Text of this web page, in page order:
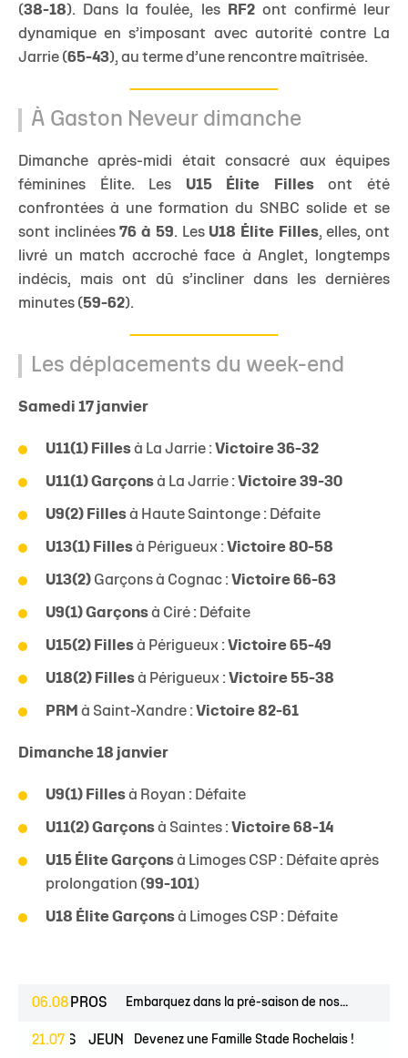
(38-18). Dans la foulée, les RF2ont confirmé leur
dynamique en s’imposant avec autorité contre La
Jarrie (65-43), au terme d’une rencontre maîtrisée.
À Gaston Neveur dimanche
Dimanche après-midi était consacré aux équipes
féminines Élite. Les U15 Élite Fillesont été
confrontées à une formation du SNBC solide et se
sont inclinées76 à 59. Les U18 Élite Filles, elles, ont
livré un match accroché face à Anglet, longtemps
indécis, mais ont dû s’incliner dans les dernières
minutes (59-62).
Les déplacements du week-end
Samedi 17 janvier
U11(1) Filles à La Jarrie : Victoire 36-32
U11(1) Garçons à La Jarrie : Victoire 39-30
U9(2) Filles à Haute Saintonge : Défaite
U13(1) Filles à Périgueux : Victoire 80-58
U13(2) Garçons à Cognac : Victoire 66-63
U9(1) Garçons à Ciré : Défaite
U15(2) Filles à Périgueux : Victoire 65-49
U18(2) Filles à Périgueux : Victoire 55-38
PRM à Saint-Xandre : Victoire 82-61
Dimanche 18 janvier
U9(1) Filles à Royan : Défaite
U11(2) Garçons à Saintes : Victoire 68-14
U15 Élite Garçons à Limoges CSP : Défaite après
prolongation (99-101)
U18 Élite Garçons à Limoges CSP : Défaite
06.08 PROS Embarquez dans la pré-saison de nos...
21.07
ESPOIRS JEUNES Devenez une Famille Stade Rochelais !